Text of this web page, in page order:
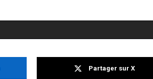
Partager sur X